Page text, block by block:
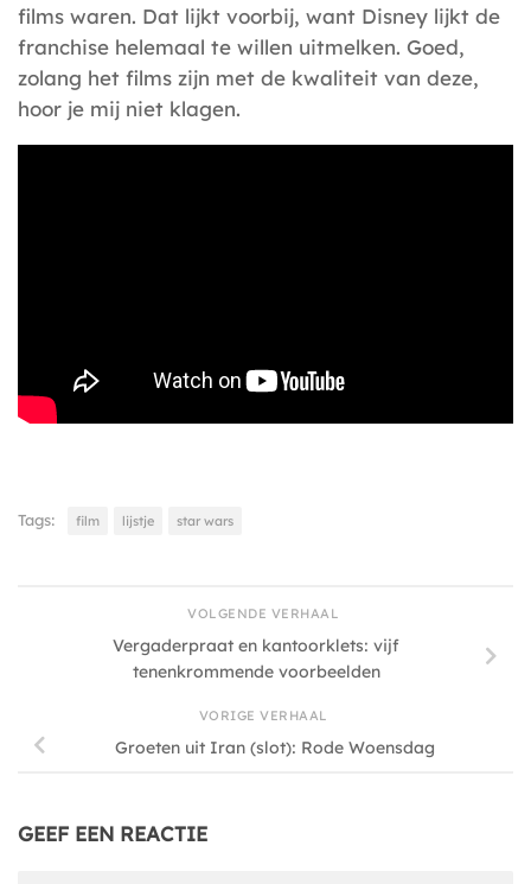
films waren. Dat lijkt voorbij, want Disney lijkt de
franchise helemaal te willen uitmelken. Goed,
zolang het films zijn met de kwaliteit van deze,
hoor je mij niet klagen.
Tags: film lijstje star wars
VOLGENDE VERHAAL
Vergaderpraat en kantoorklets: vijf
tenenkrommende voorbeelden
VORIGE VERHAAL
Groeten uit Iran (slot): Rode Woensdag
GEEF EEN REACTIE